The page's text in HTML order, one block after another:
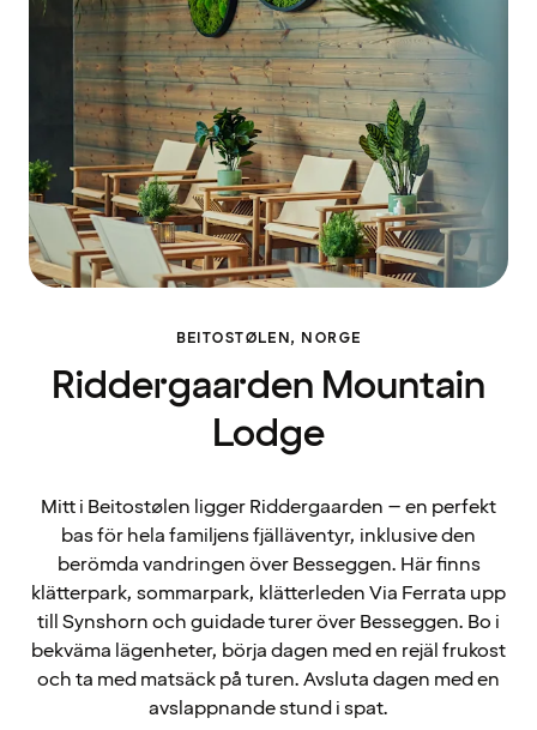
BEITOSTØLEN, NORGE
Riddergaarden Mountain
Lodge
Mitt i Beitostølen ligger Riddergaarden – en perfekt
bas för hela familjens fjälläventyr, inklusive den
berömda vandringen över Besseggen. Här finns
klätterpark, sommarpark, klätterleden Via Ferrata upp
till Synshorn och guidade turer över Besseggen. Bo i
bekväma lägenheter, börja dagen med en rejäl frukost
och ta med matsäck på turen. Avsluta dagen med en
avslappnande stund i spat.